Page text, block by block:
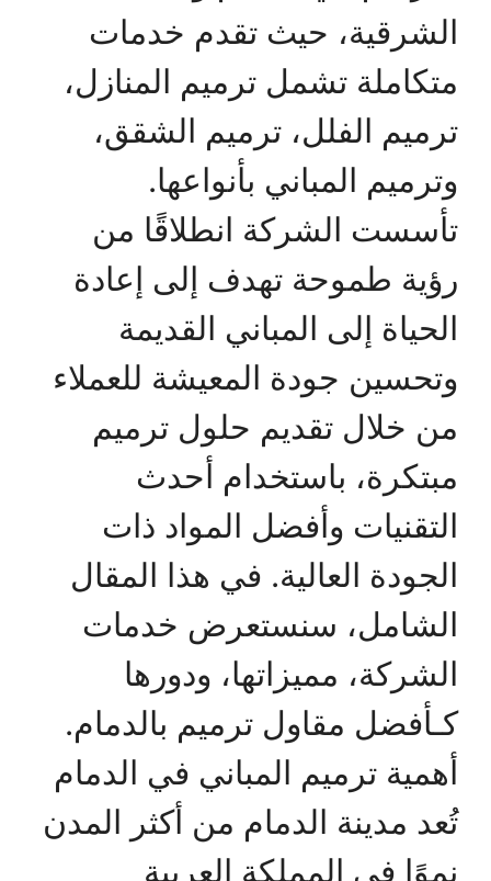
الشرقية، حيث تقدم خدمات
متكاملة تشمل ترميم المنازل،
ترميم الفلل، ترميم الشقق،
وترميم المباني بأنواعها.
تأسست الشركة انطلاقًا من
رؤية طموحة تهدف إلى إعادة
الحياة إلى المباني القديمة
وتحسين جودة المعيشة للعملاء
من خلال تقديم حلول ترميم
مبتكرة، باستخدام أحدث
التقنيات وأفضل المواد ذات
الجودة العالية. في هذا المقال
الشامل، سنستعرض خدمات
الشركة، مميزاتها، ودورها
كـأفضل مقاول ترميم بالدمام.
أهمية ترميم المباني في الدمام
تُعد مدينة الدمام من أكثر المدن
نموًا في المملكة العربية